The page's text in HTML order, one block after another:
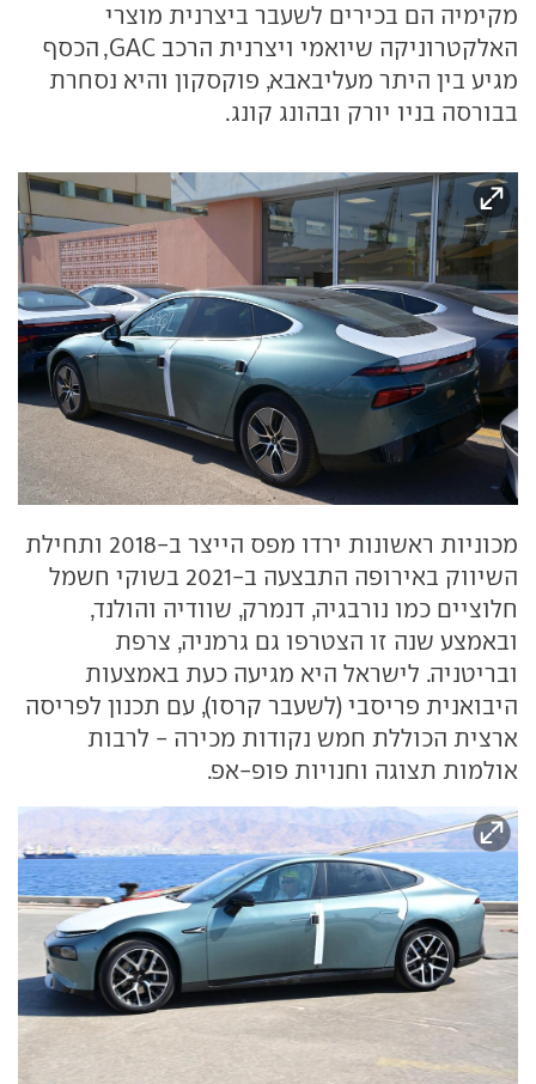
מקימיה הם בכירים לשעבר ביצרנית מוצרי
האלקטרוניקה שיואמי ויצרנית הרכב GAC, הכסף
מגיע בין היתר מעליבאבא, פוקסקון והיא נסחרת
בבורסה בניו יורק ובהונג קונג.
מכוניות ראשונות ירדו מפס הייצר ב-2018 ותחילת
השיווק באירופה התבצעה ב-2021 בשוקי חשמל
חלוציים כמו נורבגיה, דנמרק, שוודיה והולנד,
ובאמצע שנה זו הצטרפו גם גרמניה, צרפת
ובריטניה. לישראל היא מגיעה כעת באמצעות
היבואנית פריסבי (לשעבר קרסו), עם תכנון לפריסה
ארצית הכוללת חמש נקודות מכירה - לרבות
אולמות תצוגה וחנויות פופ-אפ.